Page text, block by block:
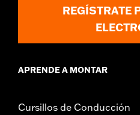
REGÍSTRATE
APRENDE A MONTAR
Cursillos de Conducción